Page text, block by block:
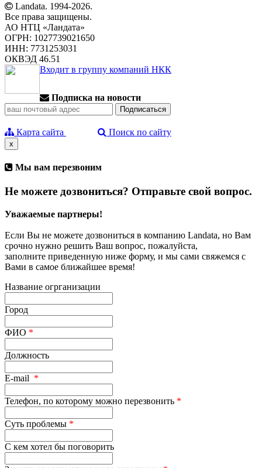
Landata. 1994-2026.
Все права защищены.
АО НТЦ «Ландата»
ОГРН: 1027739021650
ИНН: 7731253031
ОКВЭД 46.51
Входит в группу компаний НКК
Подписка на новости
Карта сайта Поиск по сайту
x
Мы вам перезвоним
Не можете дозвониться? Отправьте свой вопрос.
Уважаемые партнеры!
Если Вы не можете дозвониться в компанию Landata, но Вам
срочно нужно решить Ваш вопрос, пожалуйста,
заполните приведенную ниже форму, и мы сами свяжемся с
Вами в самое ближайшее время!
Название огрганизации
Город
ФИО *
Должность
E-mail *
Телефон, по которому можно перезвонить *
Суть проблемы *
С кем хотел бы поговорить